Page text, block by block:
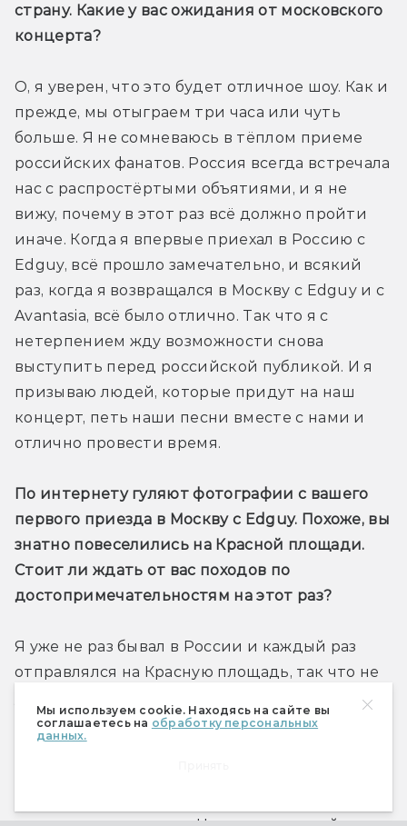
Мы используем cookie. Находясь на сайте вы
соглашаетесь на обработку персональных
данных.
страну. Какие у вас ожидания от московского
концерта?
О, я уверен, что это будет отличное шоу. Как и
прежде, мы отыграем три часа или чуть
больше. Я не сомневаюсь в тёплом приеме
российских фанатов. Россия всегда встречала
нас с распростёртыми объятиями, и я не
вижу, почему в этот раз всё должно пройти
иначе. Когда я впервые приехал в Россию с
Edguy, всё прошло замечательно, и всякий
раз, когда я возвращался в Москву с Edguy и с
Avantasia, всё было отлично. Так что я с
нетерпением жду возможности снова
выступить перед российской публикой. И я
призываю людей, которые придут на наш
концерт, петь наши песни вместе с нами и
отлично провести время.
По интернету гуляют фотографии с вашего
первого приезда в Москву с Edguy. Похоже, вы
знатно повеселились на Красной площади.
Стоит ли ждать от вас походов по
достопримечательностям на этот раз?
Я уже не раз бывал в России и каждый раз
отправлялся на Красную площадь, так что не
приезжаешь куда-то впервые, ты всегда